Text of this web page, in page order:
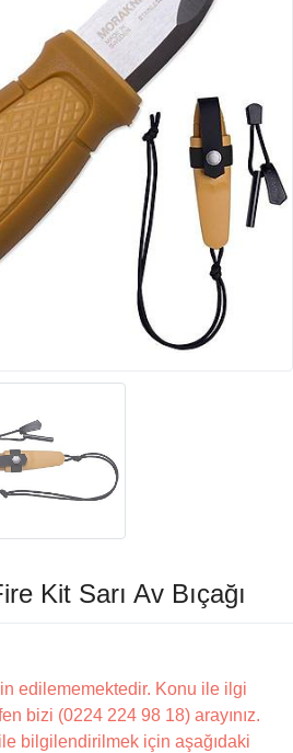
Kit Sarı Av Bıçağı
edilememektedir. Konu ile ilgi
bizi (0224 224 98 18) arayınız.
bilgilendirilmek için aşağıdaki